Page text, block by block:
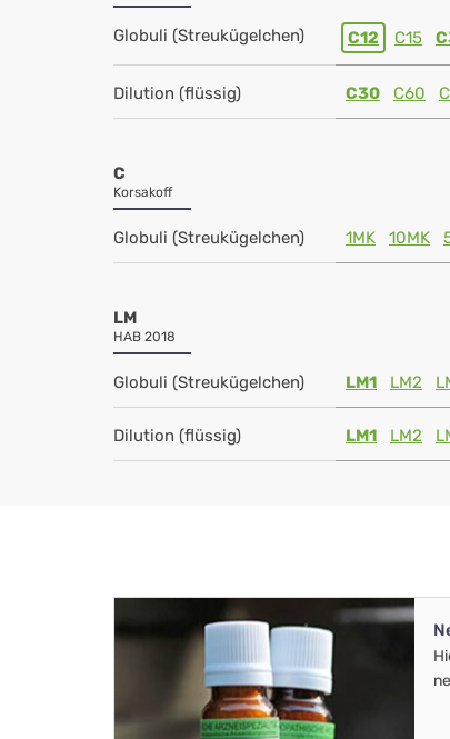
Globuli (Streukügelchen) C12 C15
Dilution (flüssig) C30 C60
C
Korsakoff
Globuli (Streukügelchen) 1MK 10MK
LM
HAB 2018
Globuli (Streukügelchen) LM1 LM2
Dilution (flüssig) LM1 LM2